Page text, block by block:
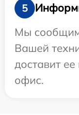
5
Мы
Вашей
доставит
офис.